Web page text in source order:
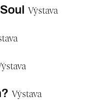
Výstava
Výstava